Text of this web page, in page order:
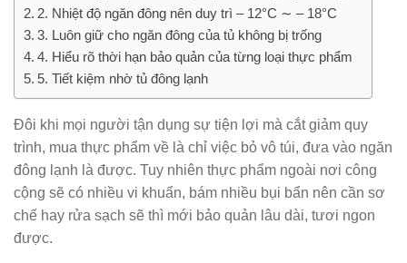
2. Nhiệt độ ngăn đông nên duy trì – 12°C ∼ – 18°C
3. Luôn giữ cho ngăn đông của tủ không bị trống
4. Hiểu rõ thời hạn bảo quản của từng loại thực phẩm
5. Tiết kiệm nhờ tủ đông lạnh
Đôi khi mọi người tận dụng sự tiện lợi mà cắt giảm quy
trình, mua thực phẩm về là chỉ việc bỏ vô túi, đưa vào ngăn
đông lạnh là được. Tuy nhiên thực phẩm ngoài nơi công
cộng sẽ có nhiều vi khuẩn, bám nhiều bụi bẩn nên cần sơ
chế hay rửa sạch sẽ thì mới bảo quản lâu dài, tươi ngon
được.